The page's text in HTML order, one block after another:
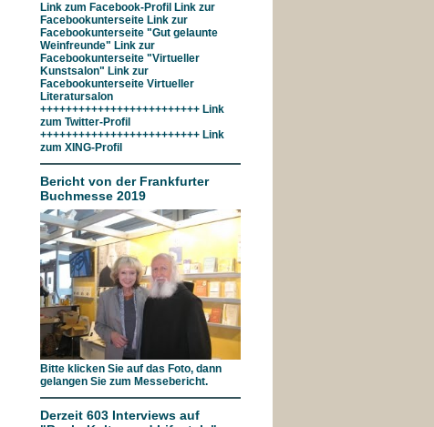
Link zum Facebook-Profil Link zur
Facebookunterseite Link zur
Facebookunterseite "Gut gelaunte
Weinfreunde" Link zur
Facebookunterseite "Virtueller
Kunstsalon" Link zur
Facebookunterseite Virtueller
Literatursalon
+++++++++++++++++++++++++ Link
zum Twitter-Profil
+++++++++++++++++++++++++ Link
zum XING-Profil
Bericht von der Frankfurter
Buchmesse 2019
Bitte klicken Sie auf das Foto, dann
gelangen Sie zum Messebericht.
Derzeit 603 Interviews auf